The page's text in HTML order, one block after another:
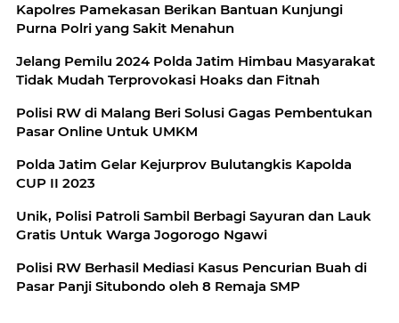
Kapolres Pamekasan Berikan Bantuan Kunjungi
Purna Polri yang Sakit Menahun
Jelang Pemilu 2024 Polda Jatim Himbau Masyarakat
Tidak Mudah Terprovokasi Hoaks dan Fitnah
Polisi RW di Malang Beri Solusi Gagas Pembentukan
Pasar Online Untuk UMKM
Polda Jatim Gelar Kejurprov Bulutangkis Kapolda
CUP II 2023
Unik, Polisi Patroli Sambil Berbagi Sayuran dan Lauk
Gratis Untuk Warga Jogorogo Ngawi
Polisi RW Berhasil Mediasi Kasus Pencurian Buah di
Pasar Panji Situbondo oleh 8 Remaja SMP